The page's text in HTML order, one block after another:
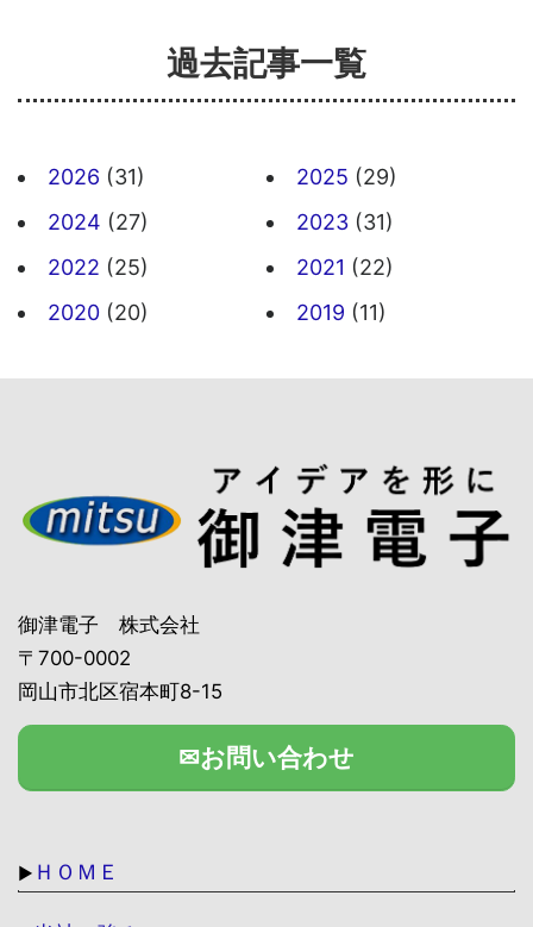
過去記事一覧
2026 (31) 2025 (29)
2024 (27) 2023 (31)
2022 (25) 2021 (22)
2020 (20) 2019 (11)
御津電子 株式会社
〒700-0002
岡山市北区宿本町8-15
✉お問い合わせ
▶ ＨＯＭＥ